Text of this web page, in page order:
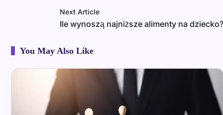
Next Article
Ile wynoszą najniższe alimenty na
You May Also Like